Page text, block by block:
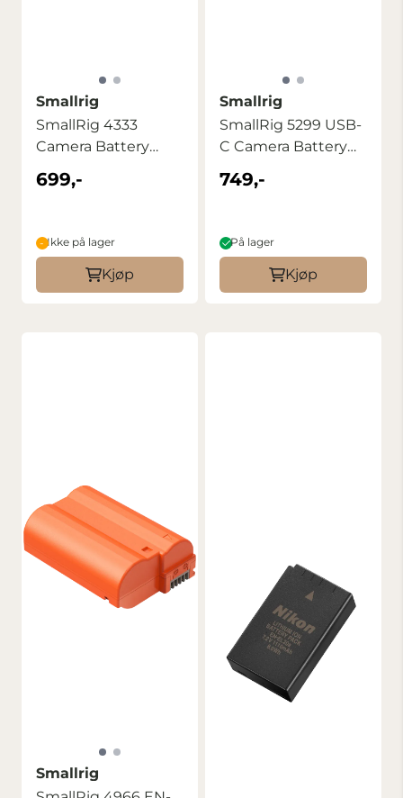
Smallrig
SmallRig 4333
Camera Battery
USB-C Rechargable
...
699,-
Ikke på lager
Kjøp
Smallrig
SmallRig 5299 USB-
C Camera Battery
with Power ...
749,-
På lager
Kjøp
Smallrig